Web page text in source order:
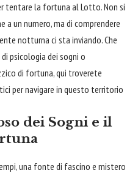
tentare la fortuna al Lotto. Non si
un numero, ma di comprendere
notturna ci sta inviando. Che
psicologia dei sogni o
di fortuna, qui troverete
per navigare in questo territorio
dei Sogni e il
una fonte di fascino e mistero